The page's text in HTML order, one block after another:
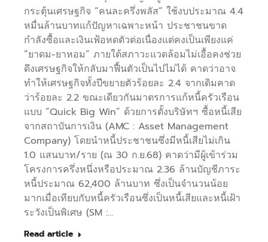
กระตุ้นเศรษฐกิจ “คนละครึ่งพลัส” ใช้งบประมาณ 4.4
หมื่นล้านบาทแก้ปัญหาเฉพาะหน้า ประชาชนขาด
กำลังซื้อและเงินเฟ้อหดตัวต่อเนื่องแต่คงเป็นเพียงแค่
“ยาดม-ยาหอม” ภายใต้สภาวะแวดล้อมไม่เอื้อคงช่วย
ดึงเศรษฐกิจให้กลับมาฟื้นตัวเป็นไปไม่ได้ คาดว่าอาจ
ทำให้เศรษฐกิจทั้งปีขยายตัวร้อยละ 2.4 จากเดิมคาด
ว่าร้อยละ 2.2 ขณะเดียวกันมาตรการแก้หนี้ครัวเรือน
แบบ “Quick Big Win” ด้วยการตั้งบริษัทฯ ซื้อหนี้เสีย
จากสถาบันการเงิน (AMC : Asset Management
Company) โดยนำหนี้ประชาชนซึ่งมีหนี้เสียไม่เกิน
1.0 แสนบาท/ราย (ณ 30 ก.ย.68) คาดว่ามีผู้เข้าร่วม
โครงการครึ่งหนึ่งหรือประมาณ 2.36 ล้านบัญชีภาระ
หนี้ประมาณ 62,400 ล้านบาท ซึ่งเป็นจำนวนน้อย
มากเมื่อเทียบกับหนี้ครัวเรือนซึ่งเป็นหนี้เสียและหนี้เฝ้า
ระวังเป็นพิเศษ (SM :…
Read article